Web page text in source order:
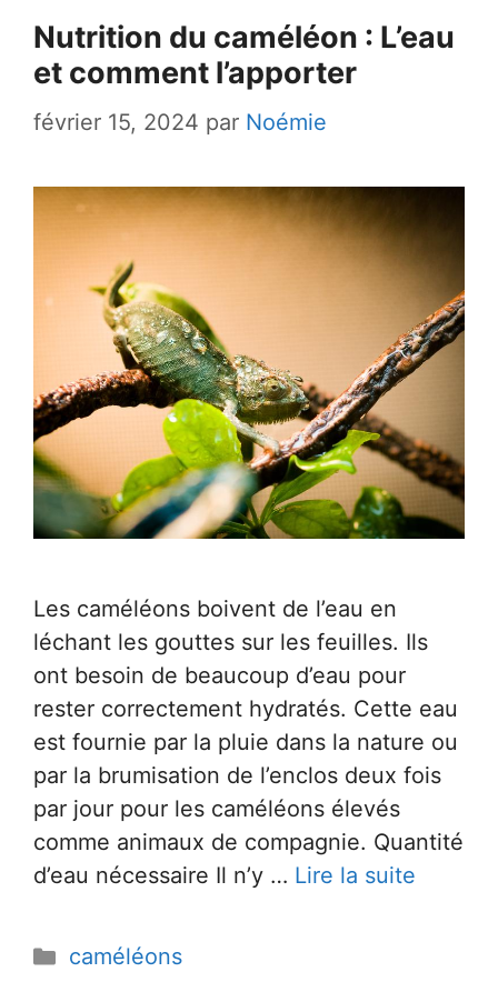
Nutrition du caméléon : L’eau
et comment l’apporter
février 15, 2024 par Noémie
Les caméléons boivent de l’eau en
léchant les gouttes sur les feuilles. Ils
ont besoin de beaucoup d’eau pour
rester correctement hydratés. Cette eau
est fournie par la pluie dans la nature ou
par la brumisation de l’enclos deux fois
par jour pour les caméléons élevés
comme animaux de compagnie. Quantité
d’eau nécessaire Il n’y … Lire la suite
Catégories
caméléons